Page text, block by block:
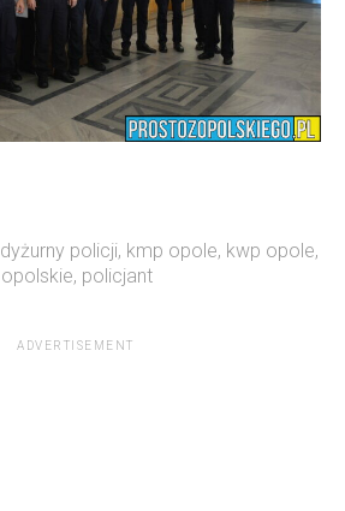
dyżurny policji, kmp opole, kwp opole,
opolskie, policjant
ADVERTISEMENT